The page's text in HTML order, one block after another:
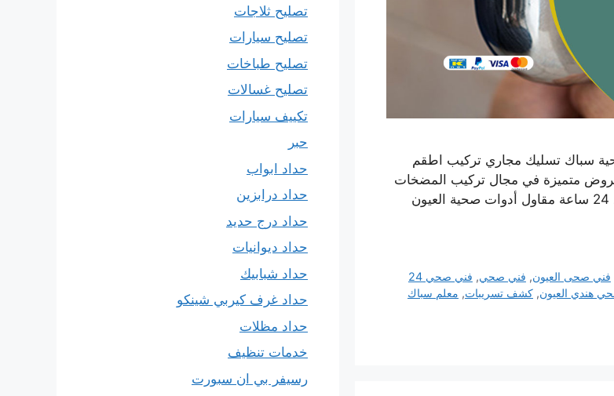
سباك تسليك مجاري تركيب اطقم
عروض متميزة في مجال تركيب المضخات
و السخانات و الفلاتر و غيرها من خدمات السباكة رقم هاتفنا يعمل 24 ساعة مقاول أدوات صحية العيون
فني صحى العيون, فني صحي,
فني صحي 24
هندي العيون, كشف تسريبات, معلم سباك
تصليح ثلاجات
تصليح سيارات
تصليح طباخات
تصليح غسالات
تكييف سيارات
حبر
حداد ابواب
حداد درابزين
حداد درج حديد
حداد ديوانيات
حداد شبابيك
حداد غرف كيربي شينكو
حداد مظلات
خدمات تنظيف
رسيفر بي ان سبورت